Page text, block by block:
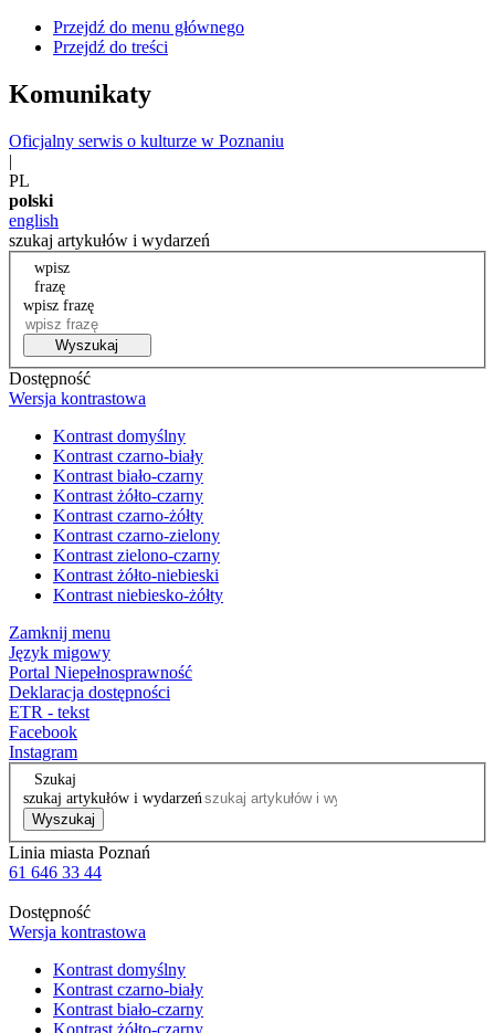
Przejdź do menu głównego
Przejdź do treści
Komunikaty
Oficjalny serwis o kulturze w Poznaniu
|
PL
polski
english
szukaj artykułów i wydarzeń
wpisz
frazę
wpisz frazę
Wyszukaj
Dostępność
Wersja kontrastowa
Kontrast domyślny
Kontrast czarno-biały
Kontrast biało-czarny
Kontrast żółto-czarny
Kontrast czarno-żółty
Kontrast czarno-zielony
Kontrast zielono-czarny
Kontrast żółto-niebieski
Kontrast niebiesko-żółty
Zamknij menu
Język migowy
Portal Niepełnosprawność
Deklaracja dostępności
ETR - tekst
Facebook
Instagram
Szukaj
szukaj artykułów i wydarzeń
Wyszukaj
Linia miasta Poznań
61 646 33 44
Dostępność
Wersja kontrastowa
Kontrast domyślny
Kontrast czarno-biały
Kontrast biało-czarny
Kontrast żółto-czarny